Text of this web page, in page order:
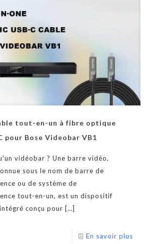
tout-en-un à fibre optique
pour Bose Videobar VB1
vidéobar ? Une barre vidéo,
sous le nom de barre de
ou de système de
tout-en-un, est un dispositif
conçu pour […]
En savoir plus